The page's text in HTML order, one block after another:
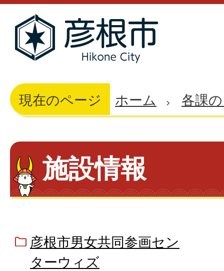
現在のページ ホーム 各課
施設情報
彦根市男女共同参画セン
ターウィズ